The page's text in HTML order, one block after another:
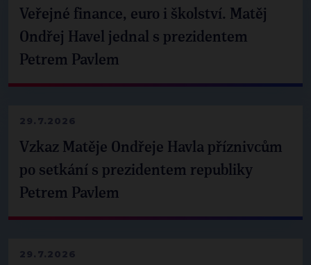
Veřejné finance, euro i školství. Matěj
Ondřej Havel jednal s prezidentem
Petrem Pavlem
29.7.2026
Vzkaz Matěje Ondřeje Havla příznivcům
po setkání s prezidentem republiky
Petrem Pavlem
29.7.2026